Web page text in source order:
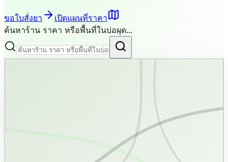
ขอใบสั่งยา
เปิดแผนที่ราคา
ค้นหาร้าน ราคา หรือพื้นที่ในบ่อผุด...